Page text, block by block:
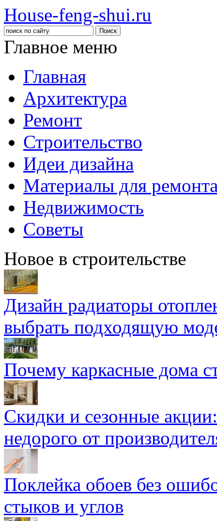
House-feng-shui.ru
Главное меню
Главная
Архитектура
Ремонт
Строительство
Идеи дизайна
Материалы для
Недвижимость
Советы
Новое в строительстве
Дизайн радиаторы
выбрать подходящую
Почему каркасные дома
Скидки и сезонные
недорого от
Поклейка обоев без
стыков и углов